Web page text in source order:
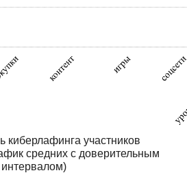
киберлафинга участников
средних с доверительным
интервалом)